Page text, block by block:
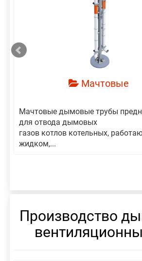
Мачтовые
Мачтовые дымовые трубы
для отвода дымовых
газов котлов котельных,
жидком,...
Производство